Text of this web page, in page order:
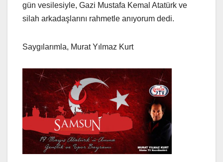
gün vesilesiyle, Gazi Mustafa Kemal Atatürk ve
silah arkadaşlarını rahmetle anıyorum dedi.
Saygılarımla, Murat Yılmaz Kurt